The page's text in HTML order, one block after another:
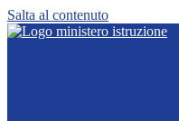
Salta al contenuto